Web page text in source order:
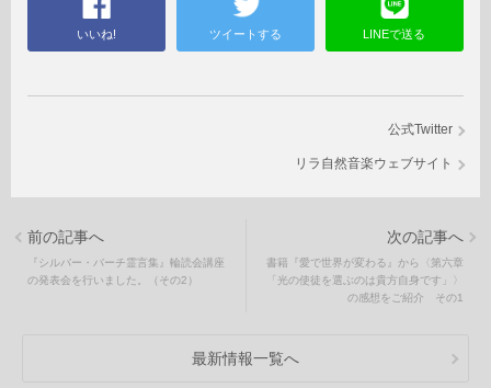
いいね! ツイートする LINEで送る
公式Twitter
リラ自然音楽ウェブサイト
前の記事へ
『シルバー・バーチ霊言集』輪読会講座
の発表会を行いました。（その2）
次の記事へ
書籍『愛で世界が変わる』から〈第六章
「光の使徒を選ぶのは貴方自身です」〉
の感想をご紹介 その1
最新情報一覧へ